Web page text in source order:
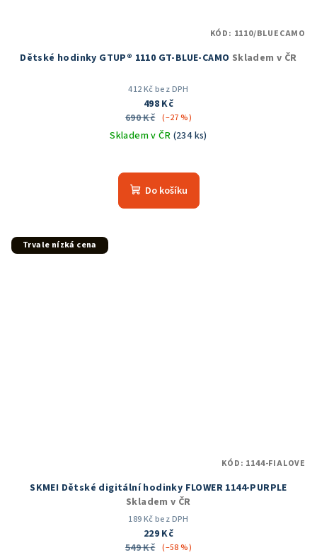
Dětské hodinky GTUP® 1110 GT-BLUE-CAMO Skladem v ČR
412 Kč bez DPH
498 Kč
690 Kč (–27 %)
Skladem v ČR (234 ks)
hodnocení
produktu
Do košíku
KÓD: 1110/BLUECAMO
Trvale nízká cena
SKMEI Dětské digitální hodinky FLOWER 1144-PURPLE
Skladem v ČR
189 Kč bez DPH
229 Kč
549 Kč (–58 %)
KÓD: 1144-FIALOVE